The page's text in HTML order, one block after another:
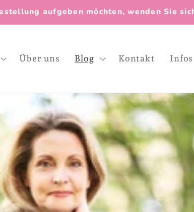
aufgeben möchten, wenden Sie
Über uns Blog Kontakt Infos